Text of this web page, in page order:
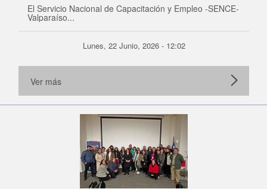
El Servicio Nacional de Capacitación y Empleo -SENCE-
Valparaíso...
Lunes, 22 Junio, 2026 - 12:02
Ver más